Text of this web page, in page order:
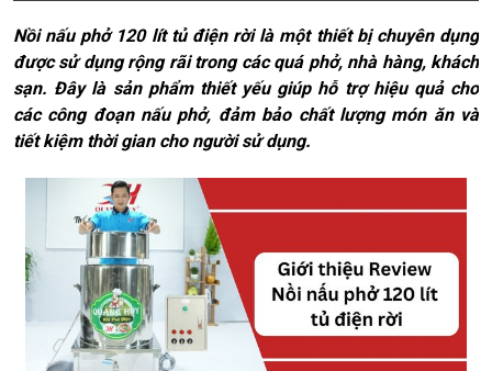
Nồi nấu phở 120 lít tủ điện rời là một thiết bị chuyên dụng
được sử dụng rộng rãi trong các quá phở, nhà hàng, khách
sạn. Đây là sản phẩm thiết yếu giúp hỗ trợ hiệu quả cho
các công đoạn nấu phở, đảm bảo chất lượng món ăn và
tiết kiệm thời gian cho người sử dụng.